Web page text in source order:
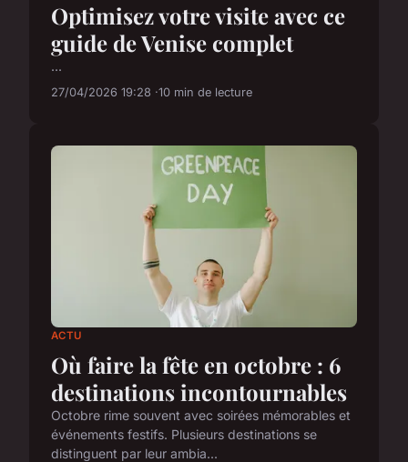
Optimisez votre visite avec ce
guide de Venise complet
...
27/04/2026 19:28 10 min de lecture
ACTU
Où faire la fête en octobre : 6
destinations incontournables
Octobre rime souvent avec soirées mémorables et
événements festifs. Plusieurs destinations se
distinguent par leur ambia...